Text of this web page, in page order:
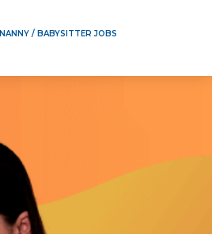
NANNY / BABYSITTER JOBS